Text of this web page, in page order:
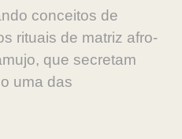
conceitos de
rituais de matriz afro-
que secretam
uma das